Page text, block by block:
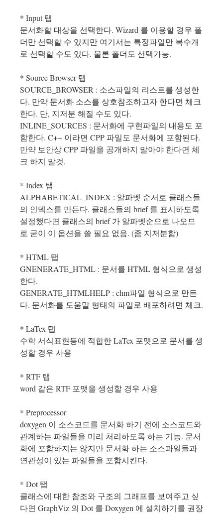
* Input 탭
문서화할 대상을 선택한다. Wizard 를 이용할 경우 폴
더만 선택할 수 있지만 여기서는 특정파일만 복수개
로 선택할 수도 있다. 물론 폴더도 선택가능.
* Source Browser 탭
SOURCE_BROWSER : 소스파일의 리스트를 생성한
다. 만약 문서화 소스를 상호참조하고자 한다면 체크
한다. 단, 지저분 해질 수도 있다.
INLINE_SOURCES : 문서화에 구현파일의 내용도 포
함한다. C++ 이라면 CPP 파일도 문서화에 포함된다.
만약 보안상 CPP 파일을 공개하지 말아야 한다면 체
크 하지 말것.
* Index 탭
ALPHABETICAL_INDEX : 알파벳 순서로 클래스들
의 인덱스를 만든다. 클래스들의 brief 를 표시하도록
설정했다면 클래스의 brief 가 알파벳순으로 나오므
로 굳이 이 옵션을 쓸 필요 없음. (좀 지저분함)
* HTML 탭
GNENERATE_HTML : 문서를 HTML 형식으로 생성
한다.
GENERATE_HTMLHELP : chm파일 형식으로 만든
다. 문서화를 도움말 형태의 파일로 배포하려면 체크.
* LaTex 탭
수학 서식표현등에 적합한 LaTex 포맷으로 문서를 생
성할 경우 사용
* RTF 탭
word 같은 RTF 포맷을 생성할 경우 사용
* Preprocessor
doxygen 이 소스코드를 문서화 하기 전에 소스코드와
관계하는 파일들을 미리 처리하도록 하는 기능. 문서
화에 포함하지는 않지만 문서화 하는 소스파일들과
연관성이 있는 파일들을 포함시킨다.
* Dot 탭
클래스에 대한 참조와 구조의 그래프를 보여주고 싶
다면 GraphViz 의 Dot 를 Doxygen 에 설치하기를 권장